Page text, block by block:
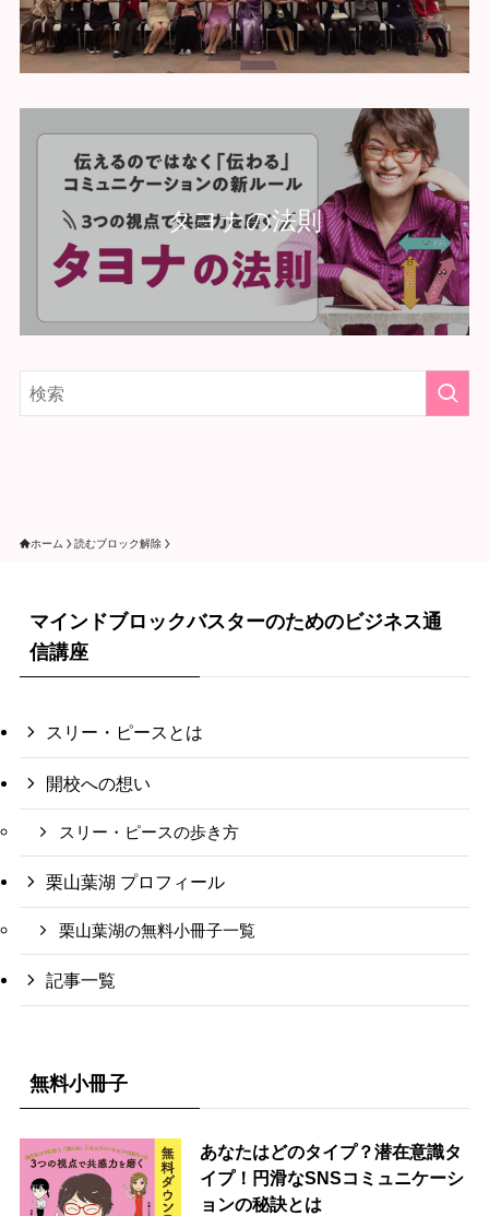
タヨナの法則
ホーム 読むブロック解除
マインドブロックバスターのためのビジネス通
信講座
スリー・ピースとは
開校への想い
スリー・ピースの歩き方
栗山葉湖 プロフィール
栗山葉湖の無料小冊子一覧
記事一覧
無料小冊子
あなたはどのタイプ？潜在意識タ
イプ！円滑なSNSコミュニケーシ
ョンの秘訣とは